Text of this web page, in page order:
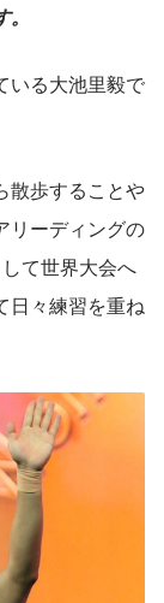
いる大池里毅で
散歩することや
リーディングの
て世界大会へ
日々練習を重ね